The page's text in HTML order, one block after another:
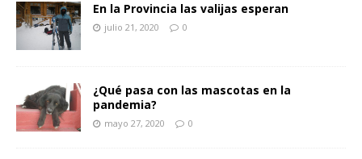
En la Provincia las valijas esperan
julio 21, 2020 0
¿Qué pasa con las mascotas en la
pandemia?
mayo 27, 2020 0